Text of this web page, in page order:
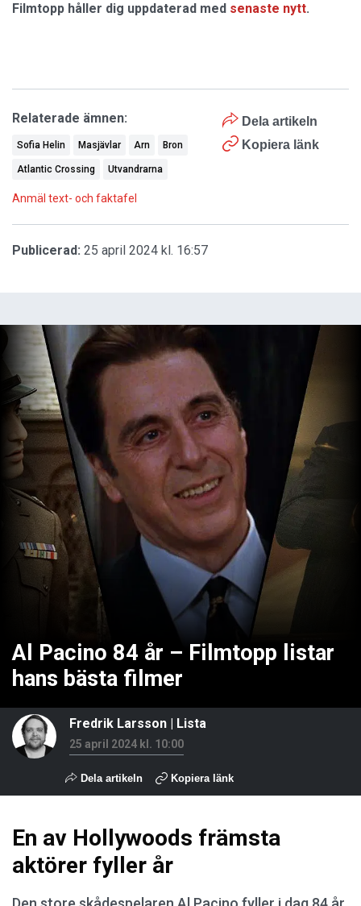
Filmtopp håller dig uppdaterad med senaste nytt.
Dela artikeln
Kopiera länk
Relaterade ämnen:
Sofia Helin Masjävlar Arn Bron
Atlantic Crossing Utvandrarna
Anmäl text- och faktafel
Publicerad: 25 april 2024 kl. 16:57
Al Pacino 84 år – Filmtopp listar
hans bästa filmer
Fredrik Larsson | Lista
25 april 2024 kl. 10:00
Dela artikeln Kopiera länk
En av Hollywoods främsta
aktörer fyller år